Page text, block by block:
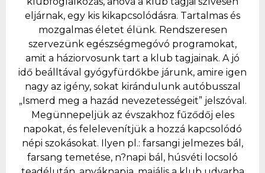
eljárnak, egy kis kikapcsolódásra. Tartalmas és
mozgalmas életet élünk. Rendszeresen
szervezünk egészségmegóvó programokat,
amit a háziorvosunk tart a klub tagjainak. A jó
idő beálltával gyógyfürdőkbe járunk, amire igen
nagy az igény, sokat kirándulunk autóbusszal
„Ismerd meg a hazád nevezetességeit” jelszóval.
Megünnepeljük az évszakhoz fűződőj eles
napokat, és felelevenítjük a hozzá kapcsolódó
népi szokásokat. Ilyen pl.: farsangi jelmezes bál,
farsang temetése, n?napi bál, húsvéti locsoló